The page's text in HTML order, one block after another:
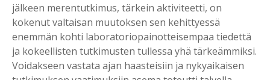
jälkeen merentutkimus, tärkein aktiviteetti, on
kokenut valtaisan muutoksen sen kehittyessä
enemmän kohti laboratoriopainotteisempaa tiedettä
ja kokeellisten tutkimusten tullessa yhä tärkeämmiksi.
Voidakseen vastata ajan haasteisiin ja nykyaikaisen